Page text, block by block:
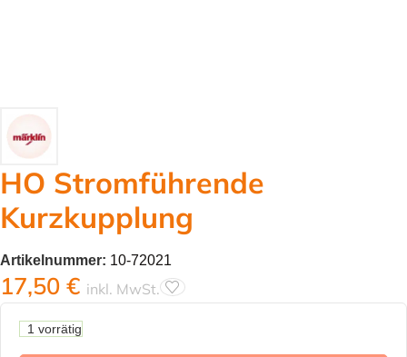
HO Stromführende
Kurzkupplung
Artikelnummer: 10-72021
17,50 € inkl. MwSt.
1 vorrätig